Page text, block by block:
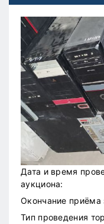
Дата и время
аукциона:
Окончание приёма
Тип проведения